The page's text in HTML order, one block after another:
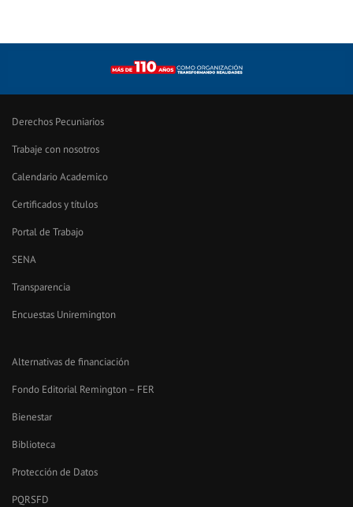
Derechos Pecuniarios
Trabaje con nosotros
Calendario Academico
Certificados y títulos
Portal de Trabajo
SENA
Transparencia
Encuestas Uniremington
Alternativas de financiación
Fondo Editorial Remington – FER
Bienestar
Biblioteca
Protección de Datos
PQRSFD